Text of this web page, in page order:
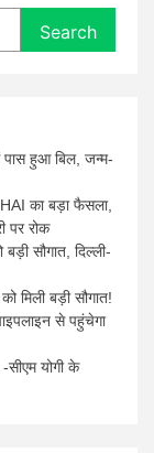
Search
हुआ बिल, जन्म-
का बड़ा फैसला,
पर रोक
सौगात, दिल्ली-
बड़ी सौगात!
से पहुंचेगा
योगी के